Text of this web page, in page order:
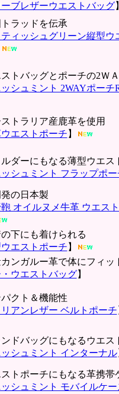
ブレザーウエストバッグ】
トラッドを伝承
ィッシュグリーン縦型ウ
ストバッグとポーチの2Ｗ
シュミント 2WAYポーチ
ストラリア産鹿革を使用
ウエストポーチ 】
ルダーにもなる薄型ウエス
シュミント フラップポー
発の日本製
オイルヌメ牛革 ウエス
の下にも着けられる
エストポーチ 】
カンガルー革で体にフィッ
・ウエストバッグ】
パクト＆機能性
アンレザー ベルトポーチ
ンドバッグにもなるウエス
シュミント インターナル
ストポーチにもなる革携帯
シュミント モバイルケー